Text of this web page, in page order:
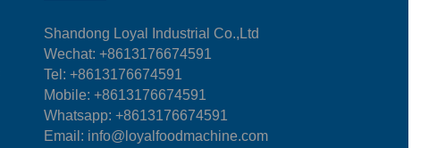
Shandong Loyal Industrial Co.,Ltd
Wechat: +8613176674591
Tel:+8613176674591
Mobile:+8613176674591
Whatsapp:+8613176674591
Email: info@loyalfoodmachine.com